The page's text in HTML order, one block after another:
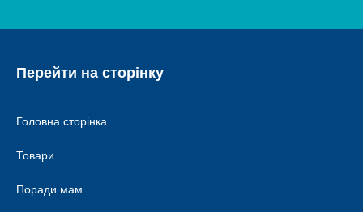
Перейти на сторінку
Головна сторінка
Товари
Поради мам